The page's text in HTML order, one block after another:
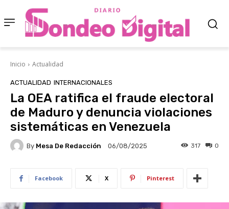
Inicio Actualidad
ACTUALIDAD INTERNACIONALES
La OEA ratifica el fraude electoral
de Maduro y denuncia violaciones
sistemáticas en Venezuela
By Mesa De Redacción 06/08/2025 0
317
Facebook X Pinterest